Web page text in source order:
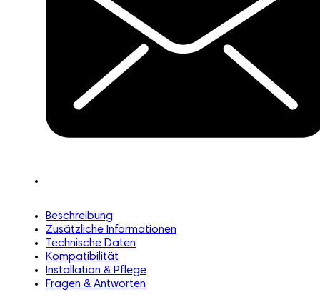
Beschreibung
Zusätzliche Informationen
Technische Daten
Kompatibilität
Installation & Pflege
Fragen & Antworten